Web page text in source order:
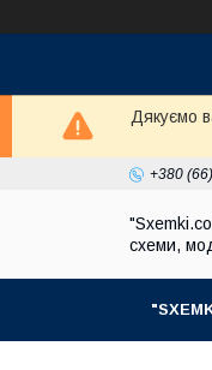
Дякуємо
+380
схеми,